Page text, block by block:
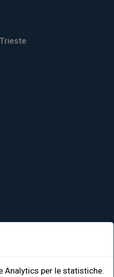
Analytics per le statistiche.